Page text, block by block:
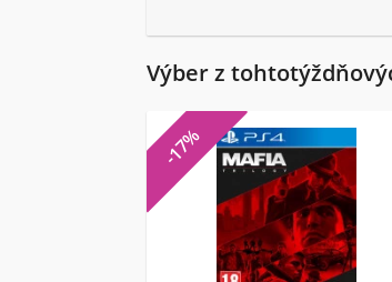
Výber z
-17%